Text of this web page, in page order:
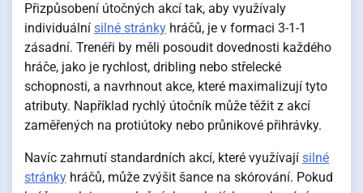
Přizpůsobení útočných akcí tak, aby využívaly
individuální silné stránky hráčů, je v formaci 3-1-1
zásadní. Trenéři by měli posoudit dovednosti každého
hráče, jako je rychlost, dribling nebo střelecké
schopnosti, a navrhnout akce, které maximalizují tyto
atributy. Například rychlý útočník může těžit z akcí
zaměřených na protiútoky nebo průnikové přihrávky.
Navíc zahrnutí standardních akcí, které využívají silné
stránky hráčů, může zvýšit šance na skórování. Pokud